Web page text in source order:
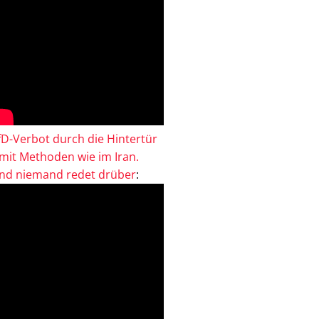
Verbot durch die Hintertür
Methoden wie im Iran.
niemand redet drüber: